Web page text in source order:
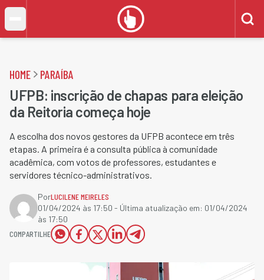
HOME PARAÍBA
UFPB: inscrição de chapas para eleição
da Reitoria começa hoje
A escolha dos novos gestores da UFPB acontece em três
etapas. A primeira é a consulta pública à comunidade
acadêmica, com votos de professores, estudantes e
servidores técnico-administrativos.
PorLUCILENE MEIRELES
01/04/2024 às 17:50 - Última atualização em: 01/04/2024
às 17:50
COMPARTILHE